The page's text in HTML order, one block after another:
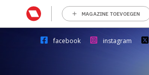
MAGAZINE TOEVOEGEN
facebook instagram